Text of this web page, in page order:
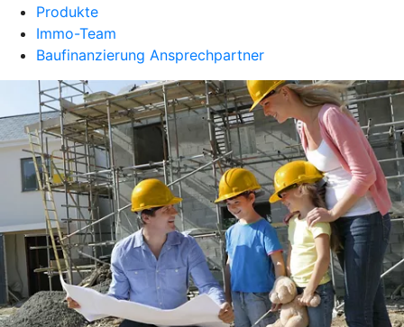
Produkte
Immo-Team
Baufinanzierung Ansprechpartner